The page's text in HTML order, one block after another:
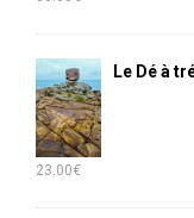
Le Dé à
23.00€